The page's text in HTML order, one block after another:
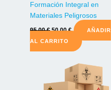
Formación Integral en
Materiales Peligrosos
95,00€ El
original
era:
50,00€El
actual
es:
AÑADIR
AL CARRITO